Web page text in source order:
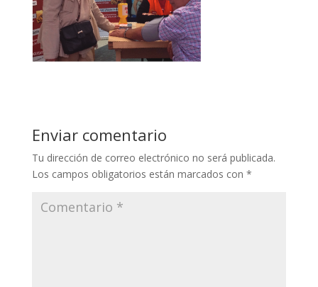
Enviar comentario
Tu dirección de correo electrónico no será publicada.
Los campos obligatorios están marcados con *